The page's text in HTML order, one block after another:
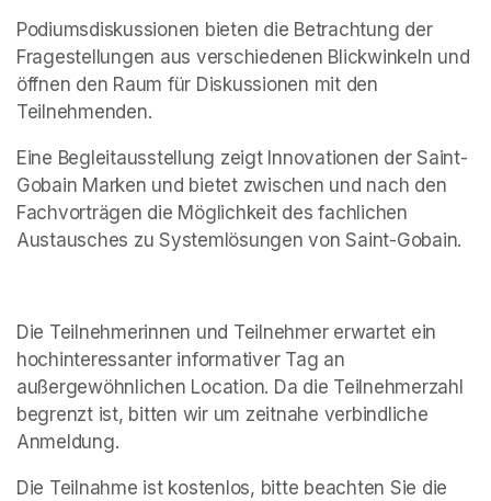
Podiumsdiskussionen bieten die Betrachtung der
Fragestellungen aus verschiedenen Blickwinkeln und
öffnen den Raum für Diskussionen mit den
Teilnehmenden.
Eine Begleitausstellung zeigt Innovationen der Saint-
Gobain Marken und bietet zwischen und nach den
Fachvorträgen die Möglichkeit des fachlichen
Austausches zu Systemlösungen von Saint-Gobain.
Die Teilnehmerinnen und Teilnehmer erwartet ein
hochinteressanter informativer Tag an
außergewöhnlichen Location. Da die Teilnehmerzahl
begrenzt ist, bitten wir um zeitnahe verbindliche
Anmeldung.
Die Teilnahme ist kostenlos, bitte beachten Sie die